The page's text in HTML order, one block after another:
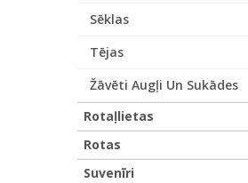
Sēklas
Tējas
Žāvēti Augļi Un Sukādes
Rotaļlietas
Rotas
Suvenīri